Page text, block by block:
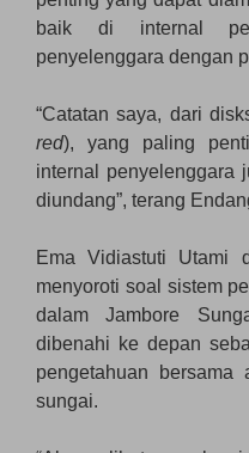
baik di internal
penyelenggara dengan
“Catatan saya, dari
red), yang paling
internal penyelenggara
diundang”, terang
Ema Vidiastuti Utami
menyoroti soal sistem
dalam Jambore
dibenahi ke depan
pengetahuan
sungai.